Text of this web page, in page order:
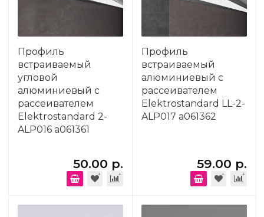
Профиль
встраиваемый
угловой
алюминиевый с
рассеивателем
Elektrostandard 2-
ALP016 a061361
50.00 р.
Профиль
встраиваемый
алюминиевый с
рассеивателем
Elektrostandard LL-2-
ALP017 a061362
59.00 р.